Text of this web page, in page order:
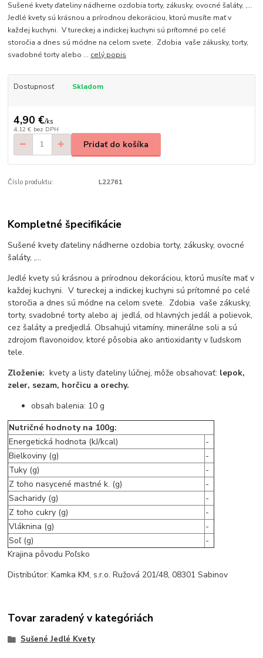
Sušené kvety ďateliny nádherne ozdobia torty, zákusky, ovocné šaláty, ,...
Jedlé kvety sú krásnou a prírodnou dekoráciou, ktorú musíte mať v
každej kuchyni. V tureckej a indickej kuchyni sú prítomné po celé
storočia a dnes sú módne na celom svete. Zdobia vaše zákusky, torty,
svadobné torty alebo ... celý popis
Dostupnosť Skladom
4,90 €/ks
4,12 € bez DPH
Pridať do košíka
Číslo produktu: L22761
Kompletné špecifikácie
Sušené kvety ďateliny nádherne ozdobia torty, zákusky, ovocné
šaláty, ,...
Jedlé kvety sú krásnou a prírodnou dekoráciou, ktorú musíte mať v
každej kuchyni. V tureckej a indickej kuchyni sú prítomné po celé
storočia a dnes sú módne na celom svete. Zdobia vaše zákusky,
torty, svadobné torty alebo aj jedlá, od hlavných jedál a polievok,
cez šaláty a predjedlá. Obsahujú vitamíny, minerálne soli a sú
zdrojom flavonoidov, ktoré pôsobia ako antioxidanty v ľudskom
tele.
Zloženie: kvety a listy ďateliny lúčnej, môže obsahovať: lepok,
zeler, sezam, horčicu a orechy.
obsah balenia: 10 g
Nutričné hodnoty na 100g:
Energetická hodnota (kJ/kcal)
-
Bielkoviny (g)
-
Tuky (g)
-
Z toho nasycené mastné k. (g)
-
Sacharidy (g)
-
Z toho cukry (g)
-
Vláknina (g)
-
Soľ (g)
-
Krajina pôvodu Poľsko
Distribútor: Kamka KM, s.r.o. Ružová 201/48, 08301 Sabinov
Tovar zaradený v kategóriách
Sušené Jedlé Kvety